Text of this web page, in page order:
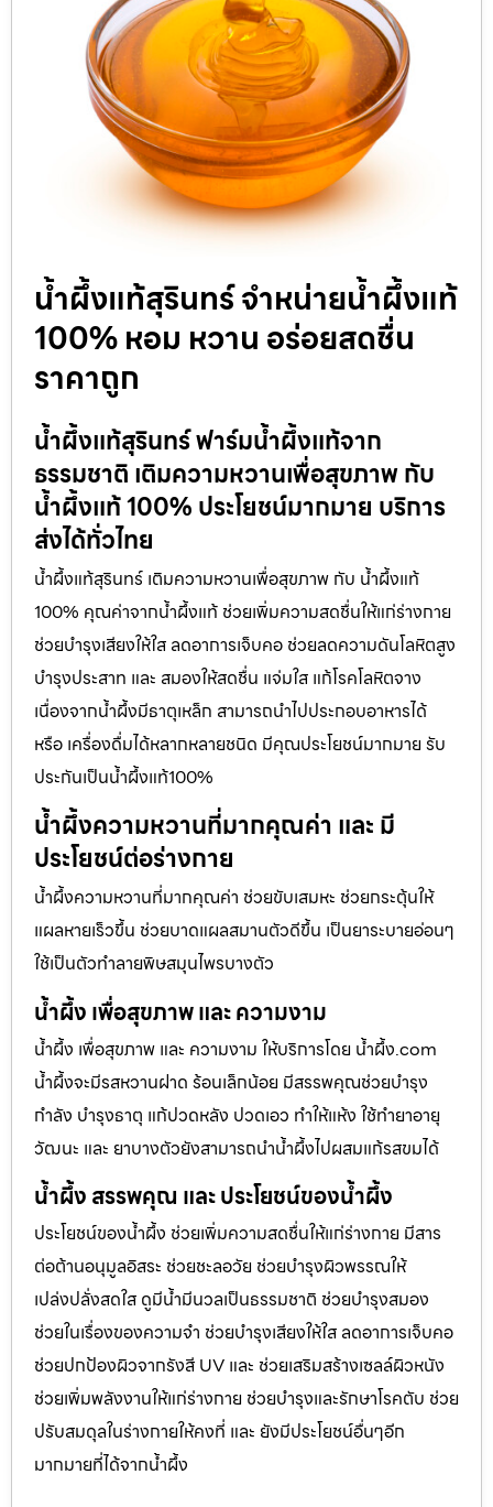
น้ำผึ้งแท้สุรินทร์ จำหน่ายน้ำผึ้งแท้
100% หอม หวาน อร่อยสดชื่น
ราคาถูก
น้ำผึ้งแท้สุรินทร์ ฟาร์มน้ำผึ้งแท้จาก
ธรรมชาติ เติมความหวานเพื่อสุขภาพ กับ
น้ำผึ้งแท้ 100% ประโยชน์มากมาย บริการ
ส่งได้ทั่วไทย
น้ำผึ้งแท้สุรินทร์ เติมความหวานเพื่อสุขภาพ กับ น้ำผึ้งแท้
100% คุณค่าจากน้ำผึ้งแท้ ช่วยเพิ่มความสดชื่นให้แก่ร่างกาย
ช่วยบำรุงเสียงให้ใส ลดอาการเจ็บคอ ช่วยลดความดันโลหิตสูง
บำรุงประสาท และ สมองให้สดชื่น แจ่มใส แก้โรคโลหิตจาง
เนื่องจากน้ำผึ้งมีธาตุเหล็ก สามารถนำไปประกอบอาหารได้
หรือ เครื่องดื่มได้หลากหลายชนิด มีคุณประโยชน์มากมาย รับ
ประกันเป็นน้ำผึ้งแท้100%
น้ำผึ้งความหวานที่มากคุณค่า และ มี
ประโยชน์ต่อร่างกาย
น้ำผึ้งความหวานที่มากคุณค่า ช่วยขับเสมหะ ช่วยกระตุ้นให้
แผลหายเร็วขึ้น ช่วยบาดแผลสมานตัวดีขึ้น เป็นยาระบายอ่อนๆ
ใช้เป็นตัวทำลายพิษสมุนไพรบางตัว
น้ำผึ้ง เพื่อสุขภาพ และ ความงาม
น้ำผึ้ง เพื่อสุขภาพ และ ความงาม ให้บริการโดย น้ำผึ้ง.com
น้ำผึ้งจะมีรสหวานฝาด ร้อนเล็กน้อย มีสรรพคุณช่วยบำรุง
กำลัง บำรุงธาตุ แก้ปวดหลัง ปวดเอว ทำให้แห้ง ใช้ทำยาอายุ
วัฒนะ และ ยาบางตัวยังสามารถนำน้ำผึ้งไปผสมแก้รสขมได้
น้ำผึ้ง สรรพคุณ และ ประโยชน์ของน้ำผึ้ง
ประโยชน์ของน้ำผึ้ง ช่วยเพิ่มความสดชื่นให้แก่ร่างกาย มีสาร
ต่อต้านอนุมูลอิสระ ช่วยชะลอวัย ช่วยบำรุงผิวพรรณให้
เปล่งปลั่งสดใส ดูมีน้ำมีนวลเป็นธรรมชาติ ช่วยบำรุงสมอง
ช่วยในเรื่องของความจำ ช่วยบำรุงเสียงให้ใส ลดอาการเจ็บคอ
ช่วยปกป้องผิวจากรังสี UV และ ช่วยเสริมสร้างเซลล์ผิวหนัง
ช่วยเพิ่มพลังงานให้แก่ร่างกาย ช่วยบำรุงและรักษาโรคตับ ช่วย
ปรับสมดุลในร่างกายให้คงที่ และ ยังมีประโยชน์อื่นๆอีก
มากมายที่ได้จากน้ำผึ้ง